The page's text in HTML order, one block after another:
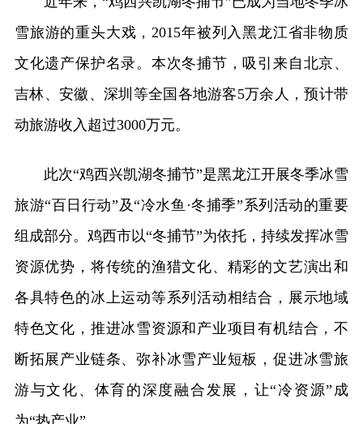
雪旅游的重头大戏，2015年被列入黑龙江省非物质
文化遗产保护名录。本次冬捕节，吸引来自北京、
吉林、安徽、深圳等全国各地游客5万余人，预计带
动旅游收入超过3000万元。
此次“鸡西兴凯湖冬捕节”是黑龙江开展冬季冰雪
旅游“百日行动”及“冷水鱼·冬捕季”系列活动的重要
组成部分。鸡西市以“冬捕节”为依托，持续发挥冰雪
资源优势，将传统的渔猎文化、精彩的文艺演出和
各具特色的冰上运动等系列活动相结合，展示地域
特色文化，推进冰雪资源和产业项目有机结合，不
断拓展产业链条、弥补冰雪产业短板，促进冰雪旅
游与文化、体育的深度融合发展，让“冷资源”成